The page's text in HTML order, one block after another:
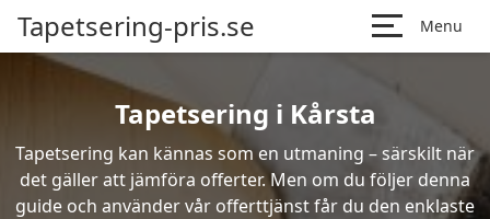
Tapetsering-pris.se Menu
Tapetsering i Kårsta
Tapetsering kan kännas som en utmaning – särskilt när
det gäller att jämföra offerter. Men om du följer denna
guide och använder vår offerttjänst får du den enklaste